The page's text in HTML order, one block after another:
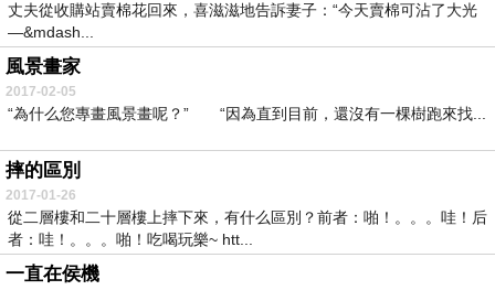
丈夫從收購站賣棉花回來，喜滋滋地告訴妻子：“今天賣棉可沾了大光
—&mdash...
風景畫家
2017-02-05
“為什么您專畫風景畫呢？” “因為直到目前，還沒有一棵樹跑來找...
摔的區別
2017-01-26
從二層樓和二十層樓上摔下來，有什么區別？前者：啪！。。。哇！后
者：哇！。。。啪！吃喝玩樂~ htt...
一直在侯機